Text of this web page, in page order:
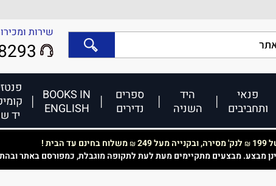
שירות
פנאי
ותחביבים
היד
השניה
ספרים
נדירים
BOOKS IN
ENGLISH
יד
₪ לנק' מסירה, ובקנייה מעל 249 ₪משלוח בחינם עד הבית !
מבצע. מבצעים מתקיימים מעת לעת לתקופה מוגבלת, כמפורסם באתר